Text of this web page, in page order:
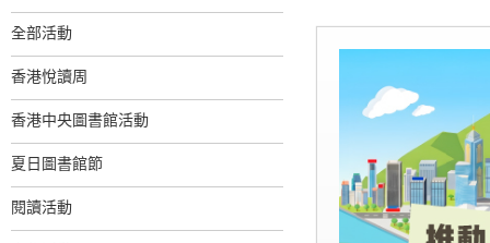
全部活動
香港悅讀周
香港中央圖書館活動
夏日圖書館節
閱讀活動